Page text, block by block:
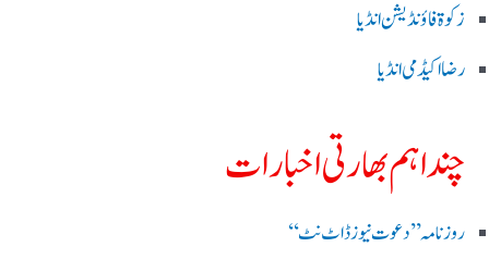
زکوۃ فاؤنڈیشن انڈیا
رضا اکیڈمی انڈیا
چند اہم بھارتی اخبارات
روز نامہ ’’ دعوت نیوز ڈاٹ نٹ‘‘